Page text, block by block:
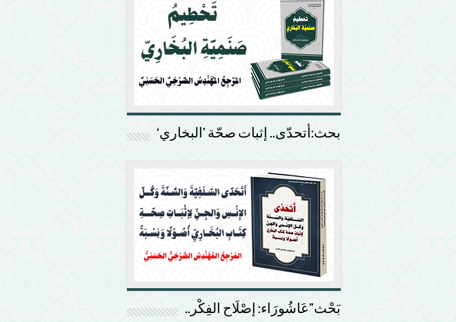
بحث:أتحدّى.. إثبات صحّة ’البخاري‘
بَحْث”عَاشُورَاء: إصْلَاح الفِكْر..